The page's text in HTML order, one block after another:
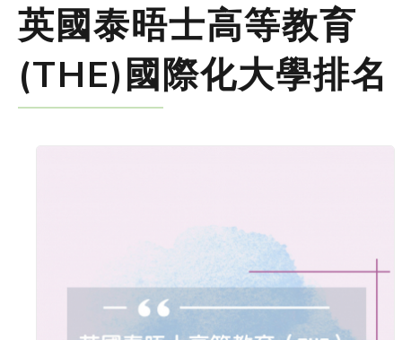
英國泰晤士高等教育
(THE)國際化大學排名